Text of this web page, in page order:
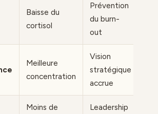
Baisse du
cortisol
Prévention
du burn-
out
Meilleure
concentration
Vision
stratégique
accrue
Moins de Leadership